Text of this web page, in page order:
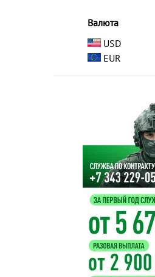
Валюта
USD
EUR